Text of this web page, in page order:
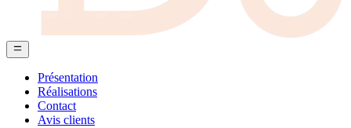
Présentation
Réalisations
Contact
Avis clients